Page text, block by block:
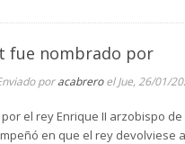
fue nombrado por
poracabreroel Jue, 26/01/
el rey Enrique II arzobispo
en que el rey